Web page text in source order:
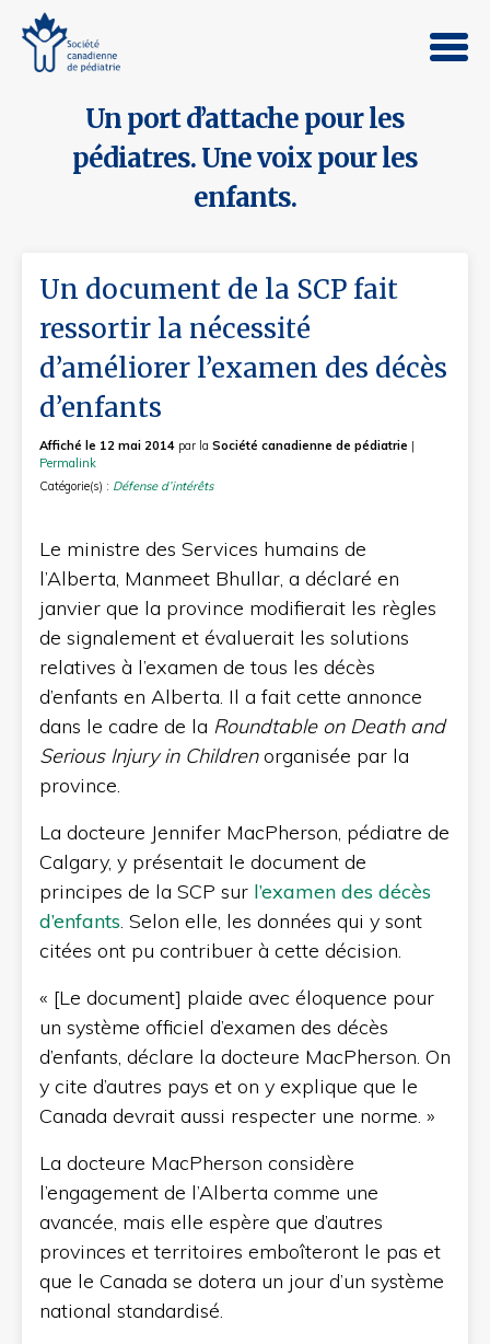
Un port d’attache pour les
pédiatres. Une voix pour les
enfants.
Un document de la SCP fait
ressortir la nécessité
d’améliorer l’examen des décès
d’enfants
Affiché le 12 mai 2014 par la Société canadienne de pédiatrie |
Permalink
Catégorie(s) : Défense d’intérêts
Le ministre des Services humains de
l’Alberta, Manmeet Bhullar, a déclaré en
janvier que la province modifierait les règles
de signalement et évaluerait les solutions
relatives à l’examen de tous les décès
d’enfants en Alberta. Il a fait cette annonce
dans le cadre de la Roundtable on Death and
Serious Injury in Childrenorganisée par la
province.
La docteure Jennifer MacPherson, pédiatre de
Calgary, y présentait le document de
principes de la SCP sur l’examen des décès
d’enfants. Selon elle, les données qui y sont
citées ont pu contribuer à cette décision.
« [Le document] plaide avec éloquence pour
un système officiel d’examen des décès
d’enfants, déclare la docteure MacPherson. On
y cite d’autres pays et on y explique que le
Canada devrait aussi respecter une norme. »
La docteure MacPherson considère
l’engagement de l’Alberta comme une
avancée, mais elle espère que d’autres
provinces et territoires emboîteront le pas et
que le Canada se dotera un jour d’un système
national standardisé.